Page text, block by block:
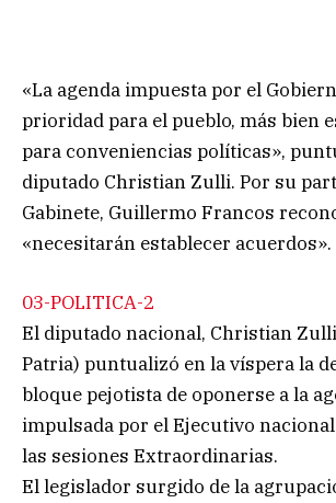
«La agenda impuesta por el
prioridad para el pueblo, más bien
para conveniencias políticas»,
diputado Christian Zulli. Por su
Gabinete, Guillermo Francos
«necesitarán establecer acuerdos».
03-POLITICA-2
El diputado nacional, Christian
Patria) puntualizó en la víspera la
bloque pejotista de oponerse a la
impulsada por el Ejecutivo
las sesiones Extraordinarias.
El legislador surgido de la